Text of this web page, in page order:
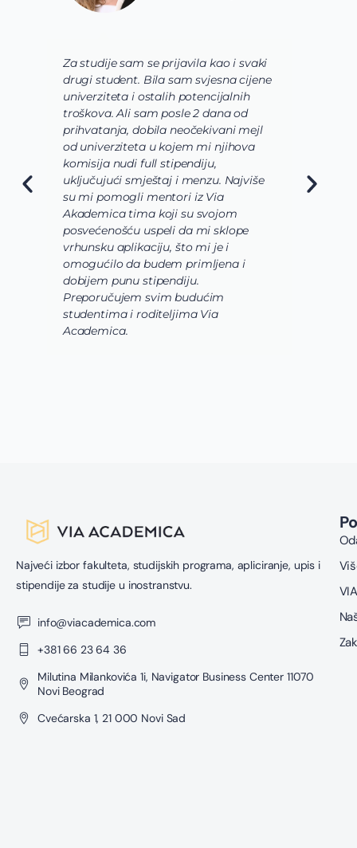
Za studije sam se prijavila kao i svaki
drugi student. Bila sam svjesna cijene
univerziteta i ostalih potencijalnih
troškova. Ali sam posle 2 dana od
prihvatanja, dobila neočekivani mejl
od univerziteta u kojem mi njihova
komisija nudi full stipendiju,
uključujući smještaj i menzu. Najviše
su mi pomogli mentori iz Via
Akademica tima koji su svojom
posvećenošću uspeli da mi sklope
vrhunsku aplikaciju, što mi je i
omogućilo da budem primljena i
dobijem punu stipendiju.
Preporučujem svim budućim
studentima i roditeljima Via
Academica.
Najveći izbor fakulteta, studijskih programa, apliciranje, upis i
stipendije za studije u inostranstvu.
info@viacademica.com
+381 66 23 64 36
Milutina Milankovića 1i, Navigator Business Center 11070
Novi Beograd
Cvećarska 1, 21 000 Novi Sad